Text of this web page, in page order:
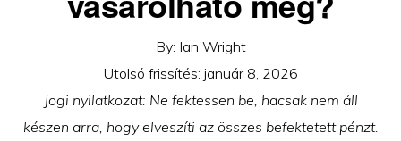
By: Ian Wright
Utolsó frissítés: január 8, 2026
Jogi nyilatkozat: Ne fektessen be, hacsak nem áll
készen arra, hogy elveszíti az összes befektetett pénzt.